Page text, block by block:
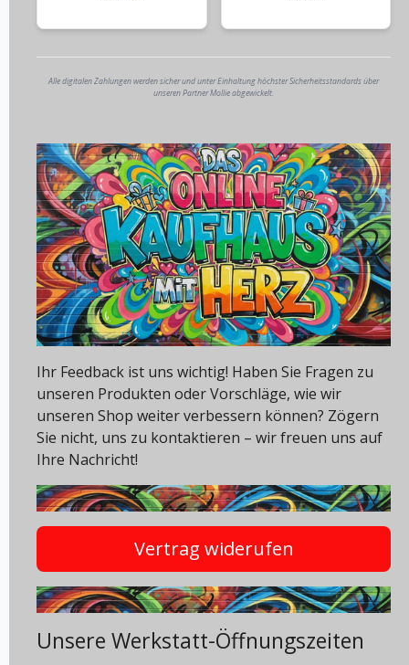
Alle digitalen Zahlungen werden sicher und unter Einhaltung höchster Sicherheitsstandards über
unseren Partner Mollie abgewickelt.
Ihr Feedback ist uns wichtig! Haben Sie Fragen zu
unseren Produkten oder Vorschläge, wie wir
unseren Shop weiter verbessern können? Zögern
Sie nicht, uns zu kontaktieren – wir freuen uns auf
Ihre Nachricht!
Vertrag widerufen
Unsere Werkstatt-Öffnungszeiten